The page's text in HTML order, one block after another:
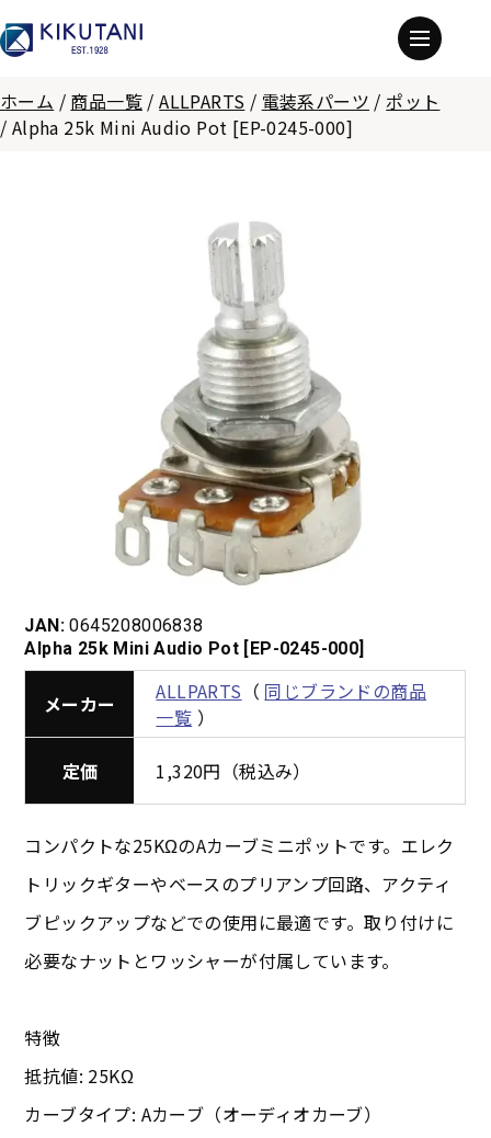
ホーム / 商品一覧 /ALLPARTS / 電装系パーツ / ポット
/ Alpha 25k Mini Audio Pot [EP-0245-000]
JAN: 0645208006838
Alpha 25k Mini Audio Pot [EP-0245-000]
メーカー ALLPARTS （ 同じブランドの商品
一覧 ）
定価 1,320円（税込み）
コンパクトな25KΩのAカーブミニポットです。エレク
トリックギターやベースのプリアンプ回路、アクティ
ブピックアップなどでの使用に最適です。取り付けに
必要なナットとワッシャーが付属しています。
特徴
抵抗値: 25KΩ
カーブタイプ: Aカーブ（オーディオカーブ）